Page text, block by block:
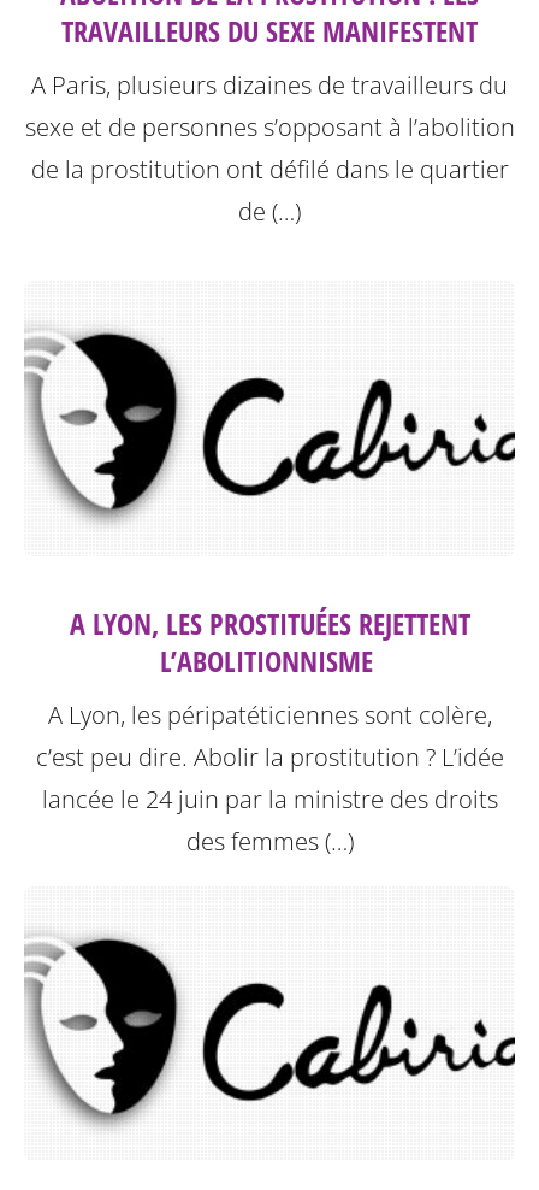
TRAVAILLEURS DU SEXE MANIFESTENT
A Paris, plusieurs dizaines de travailleurs du
sexe et de personnes s’opposant à l’abolition
de la prostitution ont défilé dans le quartier
de (…)
A LYON, LES PROSTITUÉES REJETTENT
L’ABOLITIONNISME ‎
A Lyon, les péripatéticiennes sont colère,
c’est peu dire. Abolir la prostitution ? L’idée
lancée le 24 juin par la ministre des droits
des femmes (…)